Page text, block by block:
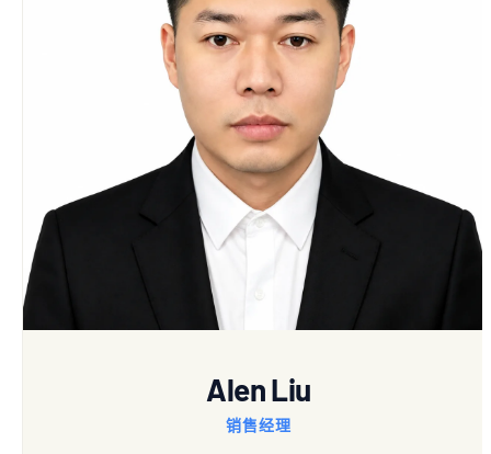
Alen Liu
销售经理